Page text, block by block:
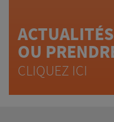
ACTUALITÉS
OU
CLIQUEZ ICI